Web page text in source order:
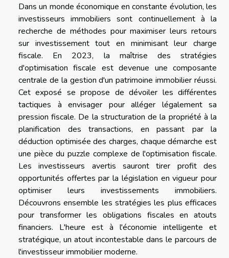
Dans un monde économique en constante évolution, les
investisseurs immobiliers sont continuellement à la
recherche de méthodes pour maximiser leurs retours
sur investissement tout en minimisant leur charge
fiscale. En 2023, la maîtrise des stratégies
d'optimisation fiscale est devenue une composante
centrale de la gestion d'un patrimoine immobilier réussi.
Cet exposé se propose de dévoiler les différentes
tactiques à envisager pour alléger légalement sa
pression fiscale. De la structuration de la propriété à la
planification des transactions, en passant par la
déduction optimisée des charges, chaque démarche est
une pièce du puzzle complexe de l'optimisation fiscale.
Les investisseurs avertis sauront tirer profit des
opportunités offertes par la législation en vigueur pour
optimiser leurs investissements immobiliers.
Découvrons ensemble les stratégies les plus efficaces
pour transformer les obligations fiscales en atouts
financiers. L'heure est à l'économie intelligente et
stratégique, un atout incontestable dans le parcours de
l'investisseur immobilier moderne.